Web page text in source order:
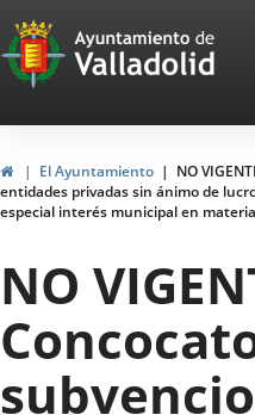
Portal
Web
del
de
Valladolid
InicioEl Ayuntamiento
NO
entidades privadas sin ánimo de
especial interés municipal en
NO